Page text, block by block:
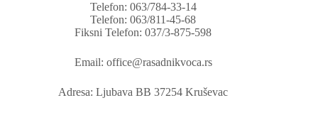
Telefon: 063/784-33-14
Telefon: 063/811-45-68
Fiksni Telefon: 037/3-875-598
Email: office@rasadnikvoca.rs
Adresa: Ljubava BB 37254 Kruševac